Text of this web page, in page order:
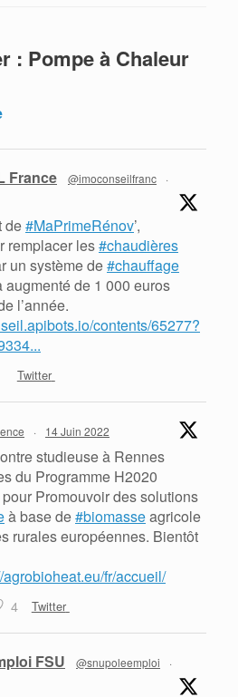
: Pompe à Chaleur
France @imoconseilfranc
·
de#MaPrimeRénov’,
remplacer les#chaudières
un système de#chauffage
augmenté de 1 000 euros
l’année.
contents/65277?
Twitter
· 14 Juin 2022
studieuse à Rennes
du Programme H2020
pour Promouvoir des solutions
à base de#biomasseagricole
rurales européennes. Bientôt
fr/accueil/
4 Twitter
FSU @snupoleemploi
·